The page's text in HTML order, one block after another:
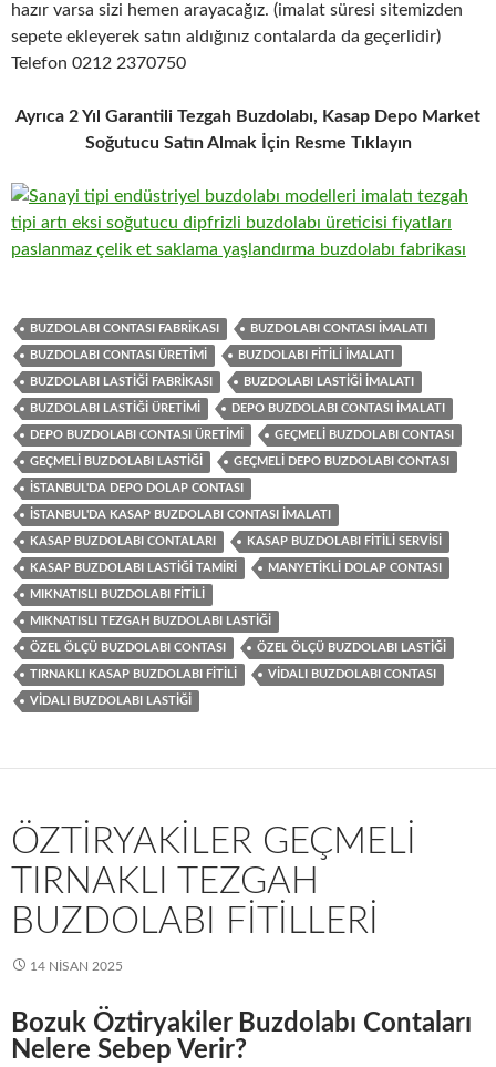
hazır varsa sizi hemen arayacağız. (imalat süresi sitemizden
sepete ekleyerek satın aldığınız contalarda da geçerlidir)
Telefon 0212 2370750
Ayrıca 2 Yıl Garantili Tezgah Buzdolabı, Kasap Depo Market
Soğutucu Satın Almak İçin Resme Tıklayın
BUZDOLABI CONTASI FABRIKASI BUZDOLABI CONTASI IMALATI
BUZDOLABI CONTASI ÜRETIMI BUZDOLABI FITILI IMALATI
BUZDOLABI LASTIĞI FABRIKASI BUZDOLABI LASTIĞI IMALATI
BUZDOLABI LASTIĞI ÜRETIMI DEPO BUZDOLABI CONTASI IMALATI
DEPO BUZDOLABI CONTASI ÜRETIMI GEÇMELI BUZDOLABI CONTASI
GEÇMELI BUZDOLABI LASTIĞI GEÇMELI DEPO BUZDOLABI CONTASI
İSTANBUL'DA DEPO DOLAP CONTASI
İSTANBUL'DA KASAP BUZDOLABI CONTASI IMALATI
KASAP BUZDOLABI CONTALARI KASAP BUZDOLABI FITILI SERVISI
KASAP BUZDOLABI LASTIĞI TAMIRI MANYETIKLI DOLAP CONTASI
MIKNATISLI BUZDOLABI FITILI
MIKNATISLI TEZGAH BUZDOLABI LASTIĞI
ÖZEL ÖLÇÜ BUZDOLABI CONTASI ÖZEL ÖLÇÜ BUZDOLABI LASTIĞI
TIRNAKLI KASAP BUZDOLABI FITILI VIDALI BUZDOLABI CONTASI
VIDALI BUZDOLABI LASTIĞI
ÖZTIRYAKILER GEÇMELI
TIRNAKLI TEZGAH
BUZDOLABI FITILLERI
14 NISAN 2025
Bozuk Öztiryakiler Buzdolabı Contaları
Nelere Sebep Verir?